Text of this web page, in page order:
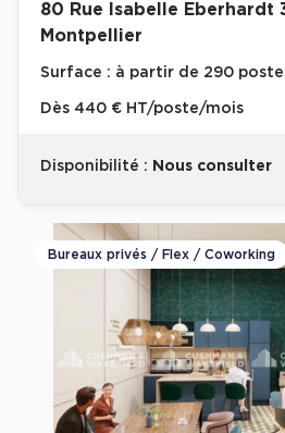
80 Rue Isabelle Eberhardt
Montpellier
Surface : à partir de 290
Dès 440 € HT/poste/mois
Disponibilité : Nous consulter
Bureaux privés / Flex / Coworking